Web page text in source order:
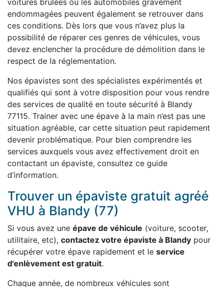
voitures brulées ou les automobiles gravement
endommagées peuvent également se retrouver dans
ces conditions. Dès lors que vous n’avez plus la
possibilité de réparer ces genres de véhicules, vous
devez enclencher la procédure de démolition dans le
respect de la réglementation.
Nos épavistes sont des spécialistes expérimentés et
qualifiés qui sont à votre disposition pour vous rendre
des services de qualité en toute sécurité à Blandy
77115. Trainer avec une épave à la main n’est pas une
situation agréable, car cette situation peut rapidement
devenir problématique. Pour bien comprendre les
services auxquels vous avez effectivement droit en
contactant un épaviste, consultez ce guide
d’information.
Trouver un épaviste gratuit agréé
VHU à Blandy (77)
Si vous avez une épave de véhicule (voiture, scooter,
utilitaire, etc), contactez votre épaviste à Blandy pour
récupérer votre épave rapidement et le service
d'enlèvement est gratuit.
Chaque année, de nombreux véhicules sont